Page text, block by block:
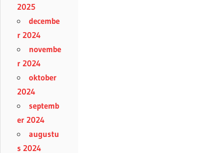
2025
decembe
r 2024
novembe
r 2024
oktober
2024
septemb
er 2024
augustu
s 2024